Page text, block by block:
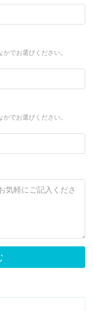
でお選びください。
でお選びください。